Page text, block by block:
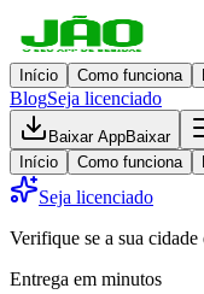
Início Como funciona
BlogSeja licenciado
Baixar AppBaixar
Início
Como funciona
Seja licenciado
Verifique se a sua
Entrega em minutos